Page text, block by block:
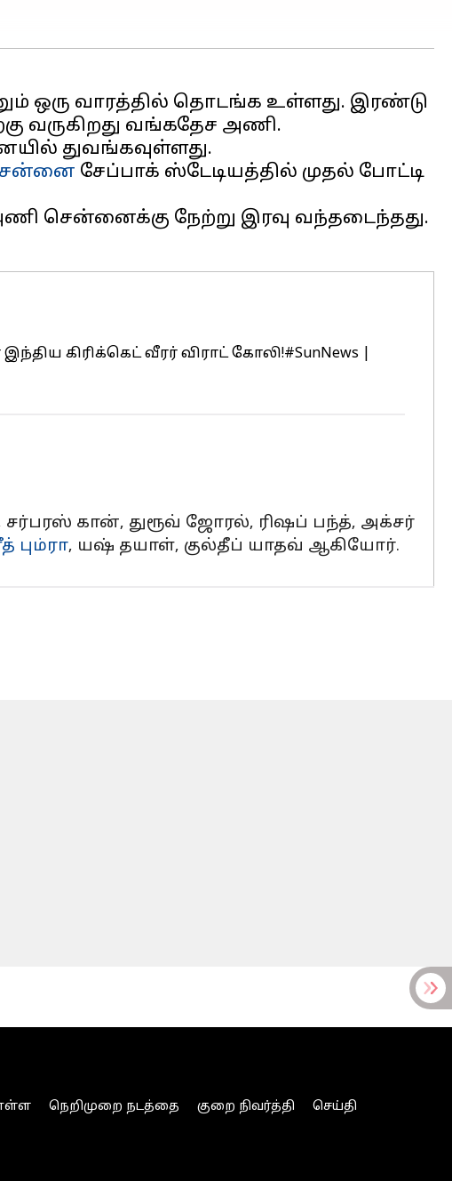
ஒரு வாரத்தில் தொடங்க உள்ளது. இரண்டு
வருகிறது வங்கதேச அணி.
துவங்கவுள்ளது.
சேப்பாக் ஸ்டேடியத்தில் முதல் போட்டி
சென்னைக்கு நேற்று இரவு வந்தடைந்தது.
கிரிக்கெட் வீரர் விராட் கோலி!#SunNews
சர்பரஸ் கான், துரூவ் ஜோரல், ரிஷப் பந்த், அக்சர்
பும்ரா, யஷ் தயாள், குல்தீப் யாதவ் ஆகியோர்.
நெறிமுறை நடத்தை குறை நிவர்த்தி
செய்தி